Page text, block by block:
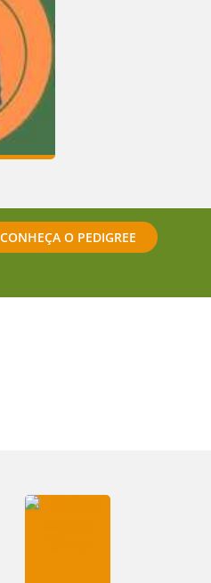
CONHEÇA O PEDIGREE